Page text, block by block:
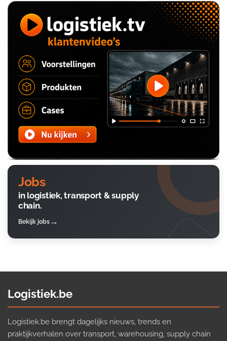
Jobs
in logistiek, transport & supply
chain.
Bekijk jobs
Logistiek.be
Logistiek.be brengt dagelijks nieuws, trends en
praktijkverhalen over transport, warehousing, supply chain